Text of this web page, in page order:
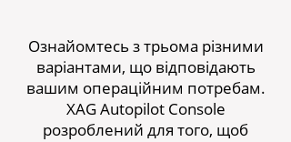
Ознайомтесь з трьома різними
варіантами, що відповідають
вашим операційним потребам.
XAG Autopilot Console
розроблений для того, щоб